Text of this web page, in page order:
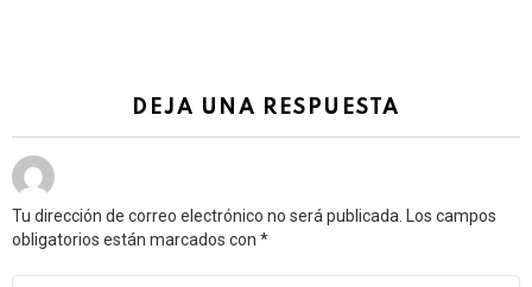
DEJA UNA RESPUESTA
Tu dirección de correo electrónico no será publicada.
Los campos
obligatorios están marcados con *